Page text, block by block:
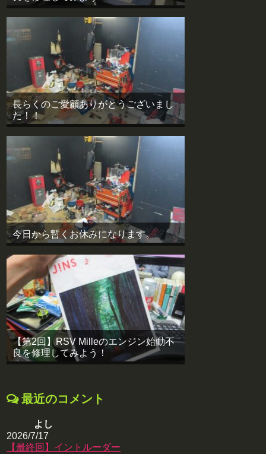
長らくのご愛顧ありがとうございまし
た！！
今日から暫くお休みになります。
【第2回】RSV Milleのエンジン始動不
良を修理してみよう！
最近のコメント
よし
2026/7/17
【最終回】イントルーダー